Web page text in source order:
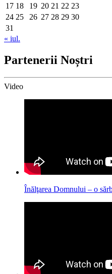
17 18 19 20 21 22 23
24 25 26 27 28 29 30
31
« iul.
Partenerii Noștri
Video
Înălţarea Domnului – o